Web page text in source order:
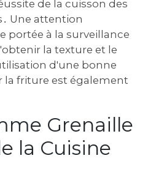
de la cuisson des
Une attention
portée à la surveillance
la texture et le
d'une bonne
friture est également
Grenaille
la Cuisine